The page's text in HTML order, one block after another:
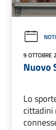
9 OTTOBRE
Nuovo
Lo
cittadini